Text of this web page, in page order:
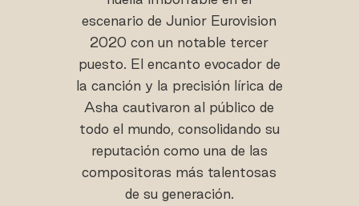
escenario de Junior Eurovision
2020 con un notable tercer
puesto. El encanto evocador de
la canción y la precisión lírica de
Asha cautivaron al público de
todo el mundo, consolidando su
reputación como una de las
compositoras más talentosas
de su generación.